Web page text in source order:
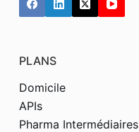
PLANS
Domicile
APIs
Pharma Intermédiaires